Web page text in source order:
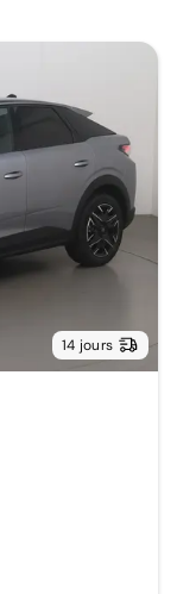
14 jours